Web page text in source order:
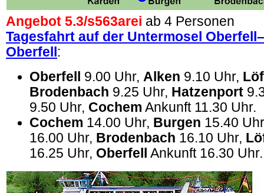
Angebot 5.3/s563arei ab 4 Personen
Tagesfahrt auf der Untermosel
Oberfell :
Oberfell
9.00 Uhr, Alken 9.10 Uhr, Löf
Brodenbach 9.25 Uhr, Hatzenport
9.50 Uhr, Cochem Ankunft 11.30 Uhr.
Cochem 14.00 Uhr, Burgen 15.40
16.00 Uhr, Brodenbach 16.10 Uhr,
16.25 Uhr, Oberfell Ankunft 16.30 Uhr.